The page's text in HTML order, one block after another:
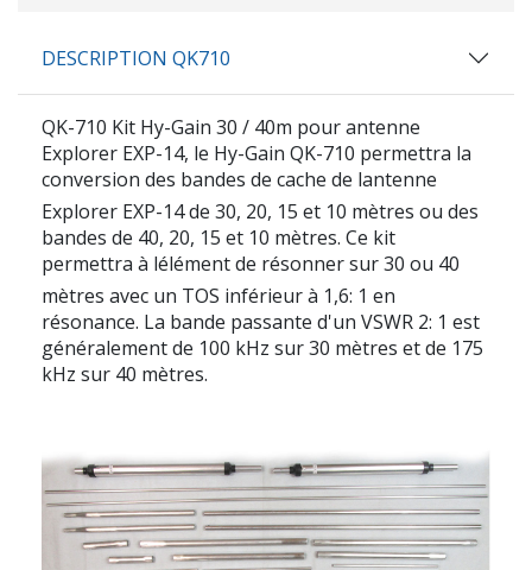
DESCRIPTION QK710
QK-710 Kit Hy-Gain 30 / 40m pour antenne
Explorer EXP-14, le Hy-Gain QK-710 permettra la
conversion des bandes de cache de lantenne
Explorer EXP-14 de 30, 20, 15 et 10 mètres ou des
bandes de 40, 20, 15 et 10 mètres. Ce kit
permettra à lélément de résonner sur 30 ou 40
mètres avec un TOS inférieur à 1,6: 1 en
résonance. La bande passante d'un VSWR 2: 1 est
généralement de 100 kHz sur 30 mètres et de 175
kHz sur 40 mètres.